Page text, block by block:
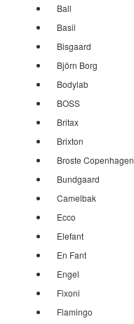
Ball
Basil
Bisgaard
Björn Borg
Bodylab
BOSS
Britax
Brixton
Broste Copenhagen
Bundgaard
Camelbak
Ecco
Elefant
En Fant
Engel
Fixoni
Flamingo